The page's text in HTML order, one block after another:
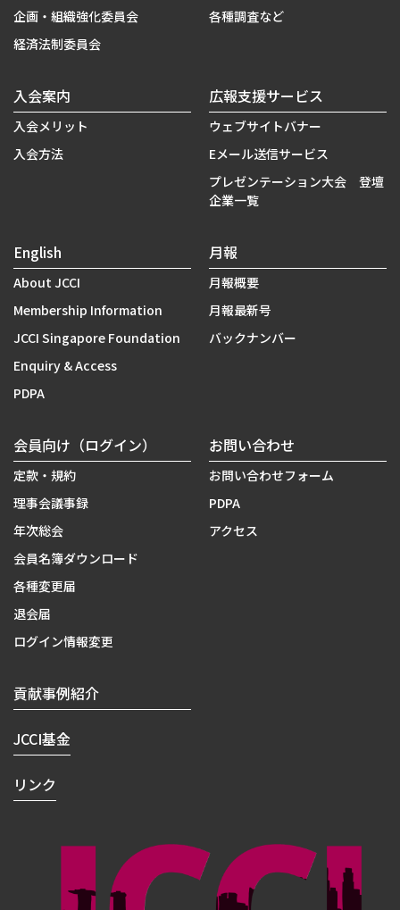
企画・組織強化委員会
経済法制委員会
各種調査など
入会案内
入会メリット
入会方法
広報支援サービス
ウェブサイトバナー
Eメール送信サービス
プレゼンテーション大会 登壇
企業一覧
English
About JCCI
Membership Information
JCCI Singapore Foundation
Enquiry & Access
PDPA
月報
月報概要
月報最新号
バックナンバー
会員向け（ログイン）
定款・規約
理事会議事録
年次総会
会員名簿ダウンロード
各種変更届
退会届
ログイン情報変更
お問い合わせ
お問い合わせフォーム
PDPA
アクセス
貢献事例紹介
JCCI基金
リンク